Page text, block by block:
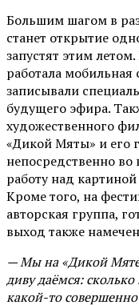
Большим шагом в
станет открытие
запустят этим
работала
записывали
будущего эфира.
художественного
«Дикой Мяты» и его
непосредственно
работу над
Кроме того, на
авторская группа,
выход также
— Мы на «Дикой
диву даёмся:
какой-то